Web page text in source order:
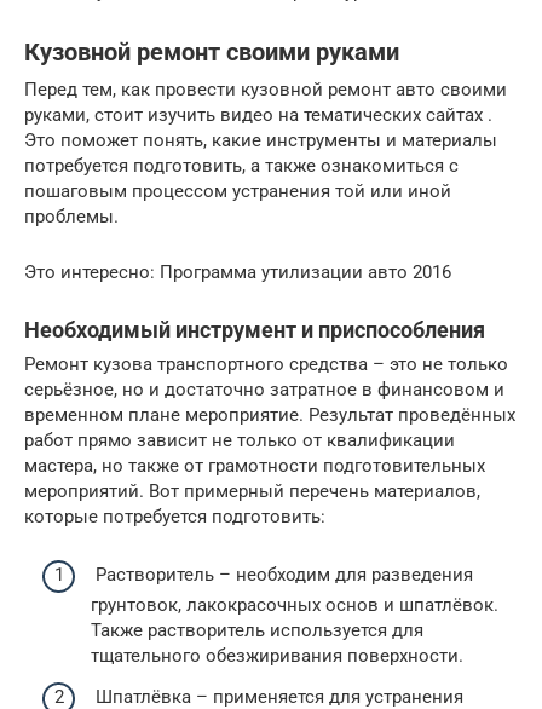
Кузовной ремонт своими руками
Перед тем, как провести кузовной ремонт авто своими
руками, стоит изучить видео на тематических сайтах .
Это поможет понять, какие инструменты и материалы
потребуется подготовить, а также ознакомиться с
пошаговым процессом устранения той или иной
проблемы.
Это интересно: Программа утилизации авто 2016
Необходимый инструмент и приспособления
Ремонт кузова транспортного средства – это не только
серьёзное, но и достаточно затратное в финансовом и
временном плане мероприятие. Результат проведённых
работ прямо зависит не только от квалификации
мастера, но также от грамотности подготовительных
мероприятий. Вот примерный перечень материалов,
которые потребуется подготовить:
Растворитель – необходим для разведения
грунтовок, лакокрасочных основ и шпатлёвок.
Также растворитель используется для
тщательного обезжиривания поверхности.
Шпатлёвка – применяется для устранения